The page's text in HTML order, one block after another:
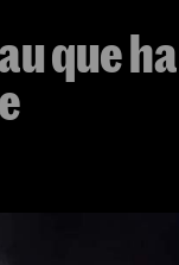
que ha